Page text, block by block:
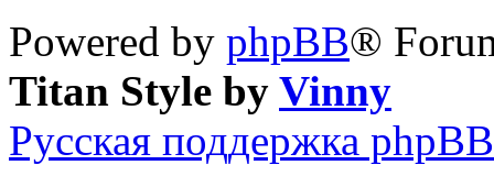
Powered by phpBB®
Titan Style by Vinny
Русская поддержка phpBB